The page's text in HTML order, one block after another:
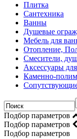
Плитка
Сантехника
Ванны
Душевые
Мебель для
Отопление,
Смесители,
Аксессуары
Каменно-
Подбор параметров
Подбор параметров
Подбор параметров